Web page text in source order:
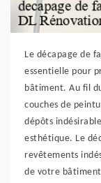
Le décapage de
essentielle pour
bâtiment. Au fil
couches de
dépôts
esthétique. Le
revêtements
de votre